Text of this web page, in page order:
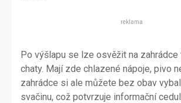
reklama
Po výšlapu se lze osvěžit na
chaty. Mají zde chlazené nápoje, pivo
zahrádce si ale můžete bez obav
svačinu, což potvrzuje informační